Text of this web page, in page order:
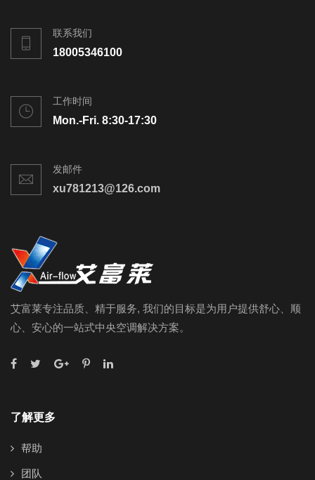
联系我们
18005346100
工作时间
Mon.-Fri. 8:30-17:30
发邮件
xu781213@126.com
艾富莱专注品质、精于服务, 我们的目标是为用户提供舒心、顺
心、安心的一站式中央空调解决方案。
了解更多
帮助
团队